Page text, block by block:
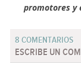
promotores y
8 COMENTARIOS
ESCRIBE UN